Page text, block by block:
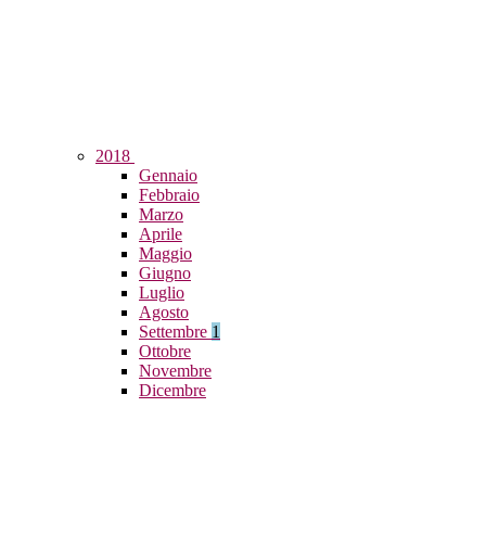
2018
Gennaio
Febbraio
Marzo
Aprile
Maggio
Giugno
Luglio
Agosto
Settembre 1
Ottobre
Novembre
Dicembre